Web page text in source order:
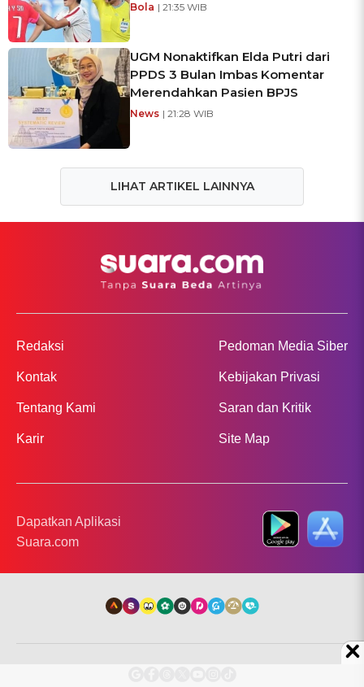
Bola | 21:35 WIB
UGM Nonaktifkan Elda Putri dari
PPDS 3 Bulan Imbas Komentar
Merendahkan Pasien BPJS
News | 21:28 WIB
LIHAT ARTIKEL LAINNYA
Redaksi
Kontak
Tentang Kami
Karir
Pedoman Media Siber
Kebijakan Privasi
Saran dan Kritik
Site Map
Dapatkan Aplikasi
Suara.com